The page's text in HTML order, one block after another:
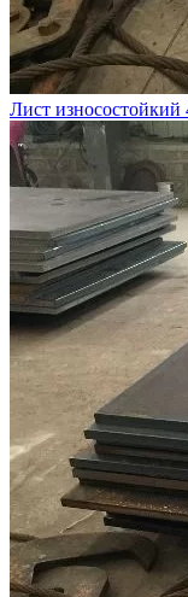
Лист